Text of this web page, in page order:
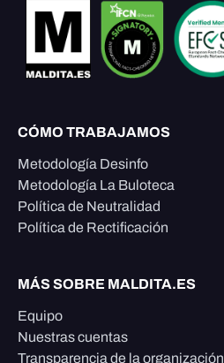
CÓMO TRABAJAMOS
Metodología Desinfo
Metodología La Buloteca
Política de Neutralidad
Política de Rectificación
MÁS SOBRE MALDITA.ES
Equipo
Nuestras cuentas
Transparencia de la organización